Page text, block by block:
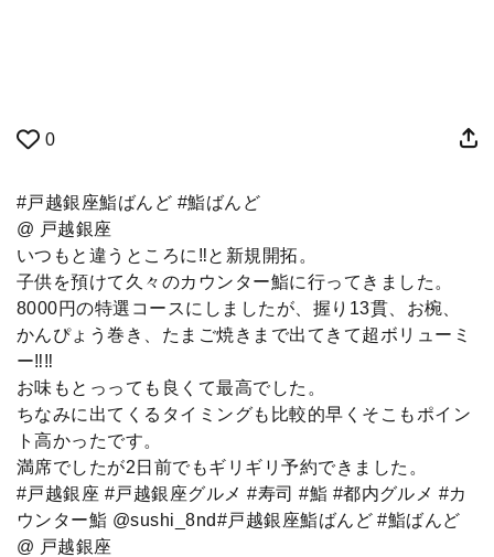
0
#戸越銀座鮨ばんど #鮨ばんど
@ 戸越銀座
いつもと違うところに‼︎と新規開拓。
子供を預けて久々のカウンター鮨に行ってきました。
8000円の特選コースにしましたが、握り13貫、お椀、
かんぴょう巻き、たまご焼きまで出てきて超ボリューミ
ー‼︎‼︎
お味もとっっても良くて最高でした。
ちなみに出てくるタイミングも比較的早くそこもポイン
ト高かったです。
満席でしたが2日前でもギリギリ予約できました。
#戸越銀座 #戸越銀座グルメ #寿司 #鮨 #都内グルメ #カ
ウンター鮨 @sushi_8nd#戸越銀座鮨ばんど #鮨ばんど
@ 戸越銀座